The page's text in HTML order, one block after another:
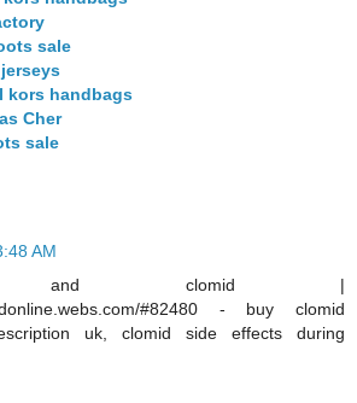
sale
kors handbags
Cher
sale
AM
and clomid |
#82480 - buy clomid
uk, clomid side effects during